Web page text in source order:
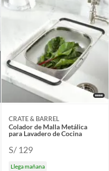
CRATE & BARREL
Colador de Malla Metálica
para Lavadero de Cocina
S/ 129
Llega mañana